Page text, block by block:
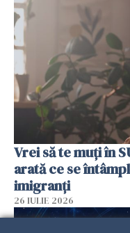
Vrei să te muți în
arată ce se
imigranți
26 IULIE 2026